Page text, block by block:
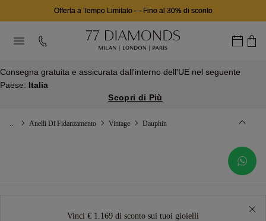
Offerta a Tempo Limitato— Fino al 30% di sconto
Consegna gratuita e assicurata dall'interno dell'UE nel seguente
Paese: Italia
Scopri di Più
Anelli Di Fidanzamento Vintage Dauphin
Vinci € 1.169 di sconto sui tuoi gioielli